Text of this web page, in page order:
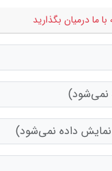
ما درمیان بگذارید